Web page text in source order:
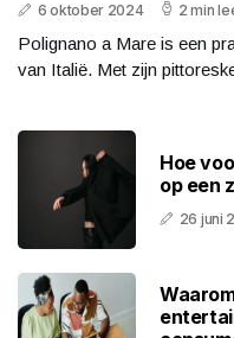
6 oktober 2024 2 min
Polignano a Mare is een
van Italië. Met zijn
Hoe
op een
26 juni